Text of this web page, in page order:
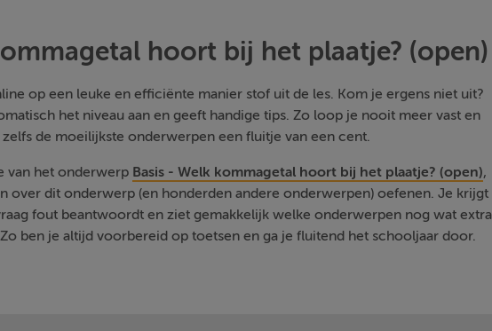
hoort bij het plaatje? (open)
op een leuke en efficiënte manier stof uit de les. Kom je ergens niet uit?
het niveau aan en geeft handige tips. Zo loop je nooit meer vast en
de moeilijkste onderwerpen een fluitje van een cent.
van het onderwerp Basis - Welk kommagetal hoort bij het plaatje? (open),
over dit onderwerp (en honderden andere onderwerpen) oefenen. Je krijgt
fout beantwoordt en ziet gemakkelijk welke onderwerpen nog wat extra
ben je altijd voorbereid op toetsen en ga je fluitend het schooljaar door.